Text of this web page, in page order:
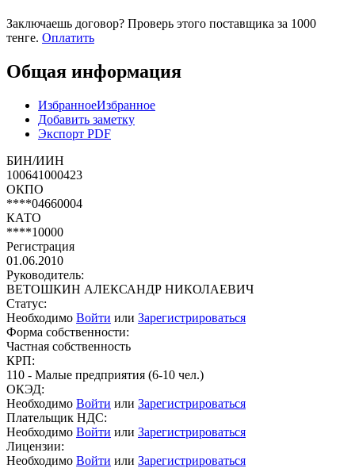
Заключаешь договор? Проверь этого поставщика за 1000
тенге. Оплатить
Общая информация
ИзбранноеИзбранное
Добавить заметку
Экспорт PDF
БИН/ИИН
100641000423
ОКПО
****04660004
КАТО
****10000
Регистрация
01.06.2010
Руководитель:
ВЕТОШКИН АЛЕКСАНДР НИКОЛАЕВИЧ
Статус:
Необходимо Войти или Зарегистрироваться
Форма собственности:
Частная собственность
КРП:
110 - Малые предприятия (6-10 чел.)
ОКЭД:
Необходимо Войти или Зарегистрироваться
Плательщик НДС:
Необходимо Войти или Зарегистрироваться
Лицензии:
Необходимо Войти или Зарегистрироваться